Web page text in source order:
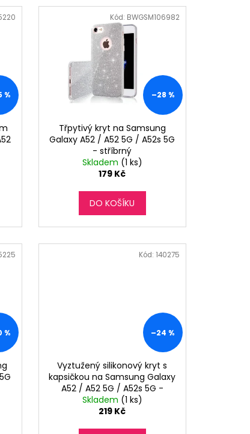
% –28 %
Třpytivý kryt na Samsung
Galaxy A52 / A52 5G / A52s 5G
- stříbrný
Skladem (1 ks)
179 Kč
DO KOŠÍKU
Kód: BWGSM106982
% –24 %
Vyztužený silikonový kryt s
kapsičkou na Samsung Galaxy
A52 / A52 5G / A52s 5G -
světle fialový
Skladem (1 ks)
219 Kč
Kód: 140275